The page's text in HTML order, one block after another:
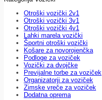
Otroški vozički 2v1
Otroški vozički 3v1
Otroški vozički 4v1
Lahki marela vozički
Športni otroški vozički
Košare za novorojenčka
Podloge za voziček
Vozički za dvojčke
Previjalne torbe za voziček
Organizatorji za voziček
Zimske vreče za voziček
Dodatna oprema